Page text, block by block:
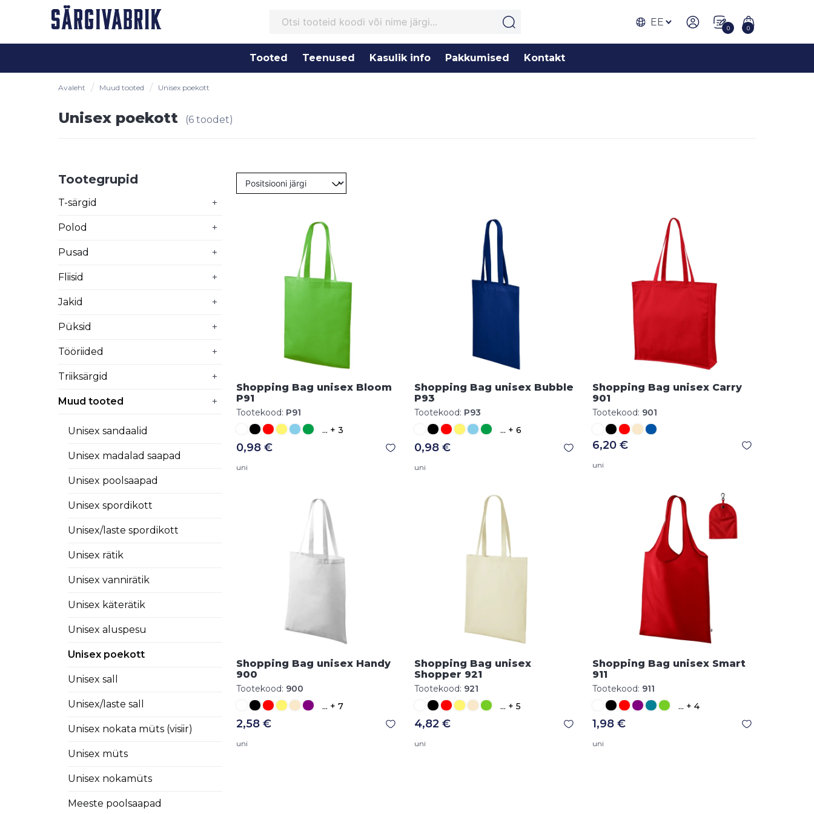
EE
0 0
Tooted Teenused Kasulik info Pakkumised Kontakt
Avaleht Muud tooted Unisex poekott
Unisex poekott (6 toodet)
Tootegrupid
T-särgid +
Polod +
Pusad +
Fliisid +
Jakid +
Püksid +
Tööriided +
Triiksärgid +
Muud tooted +
Unisex sandaalid
Unisex madalad saapad
Unisex poolsaapad
Unisex spordikott
Unisex/laste spordikott
Unisex rätik
Unisex vannirätik
Unisex käterätik
Unisex aluspesu
Unisex poekott
Unisex sall
Unisex/laste sall
Unisex nokata müts (visiir)
Unisex müts
Unisex nokamüts
Meeste poolsaapad
Shopping Bag unisex Bloom
P91
Tootekood: P91
... + 3
0,98 €
uni
Shopping Bag unisex Bubble
P93
Tootekood: P93
... + 6
0,98 €
uni
Shopping Bag unisex Carry
901
Tootekood: 901
6,20 €
uni
Shopping Bag unisex Handy
900
Tootekood: 900
... + 7
2,58 €
uni
Shopping Bag unisex
Shopper 921
Tootekood: 921
... + 5
4,82 €
uni
Shopping Bag unisex Smart
911
Tootekood: 911
... + 4
1,98 €
uni